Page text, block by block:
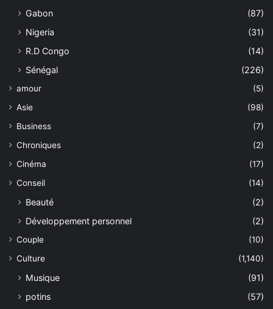
Gabon
(87)
Nigeria
(31)
R.D Congo
(14)
Sénégal
(226)
amour
(5)
Asie
(98)
Business
(7)
Chroniques
(2)
Cinéma
(17)
Conseil
(14)
Beauté
(2)
Développement personnel
(2)
Couple
(10)
Culture
(1,140)
Musique
(91)
potins
(57)